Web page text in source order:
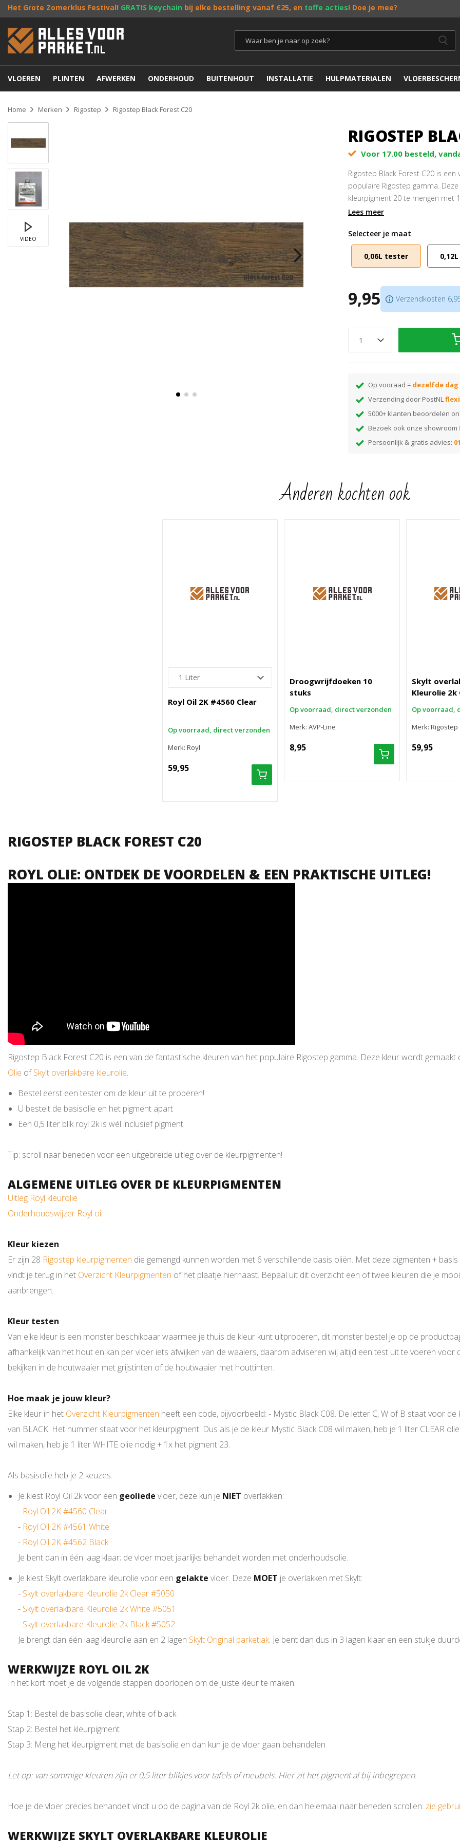
Het Grote Zomerklus Festival! GRATIS keychain bij elke bestelling vanaf €25, en toffe acties! Doe je mee?
VLOEREN PLINTEN AFWERKEN ONDERHOUD BUITENHOUT INSTALLATIE HULPMATERIALEN
Home Merken Rigostep Rigostep Black Forest C20
VIDEO
RIGOSTEP
Voor 17.00 besteld,
Rigostep Black Forest C20 is
populaire Rigostep gamma.
kleurpigment 20 te mengen met
overlakbare kleurolie
1 zakje pigment is geschikt
U bestelt deRoyl 2K Olie of
Tip: lees hier alles over de
Lees meer
Selecteer je maat
0,06L tester
9,95 Verzendkosten
Op vooraad = dezelfde
Verzending door PostNL
5000+ klanten beoordelen
Bezoek ook onze showroom
Persoonlijk & gratis advies:
Anderen kochten ook
Royl Oil 2K #4560 Clear
Op voorraad, direct verzonden
Merk: Royl
59,95
Droogwrijfdoeken 10
stuks
Op voorraad, direct verzonden
Merk: AVP-Line
8,95
Skylt
Kleurolie 2k
Op voorraad,
Merk: Rigostep
59,95
RIGOSTEP BLACK FOREST C20
ROYL OLIE: ONTDEK DE VOORDELEN & EEN PRAKTISCHE UITLEG!
Rigostep Black Forest C20 is een van de fantastische kleuren van het populaire Rigostep gamma. Deze kleur wordt
Olie ofSkylt overlakbare kleurolie.
Bestel eerst een tester om de kleur uit te proberen!
U bestelt de basisolie en het pigment apart
Een 0,5 liter blik royl 2k is wél inclusief pigment
Tip: scroll naar beneden voor een uitgebreide uitleg over de kleurpigmenten!
ALGEMENE UITLEG OVER DE KLEURPIGMENTEN
Uitleg Royl kleurolie
Onderhoudswijzer Royl oil
Kleur kiezen
Er zijn 28 Rigostep kleurpigmenten die gemengd kunnen worden met 6 verschillende basis oliën. Met deze pigmenten +
vindt je terug in het Overzicht Kleurpigmenten of het plaatje hiernaast. Bepaal uit dit overzicht een of twee kleuren die je
aanbrengen.
Kleur testen
Van elke kleur is een monster beschikbaar waarmee je thuis de kleur kunt uitproberen, dit monster bestel je op de
afhankelijk van het hout en kan per vloer iets afwijken van de waaiers, daarom adviseren wij altijd een test uit te voeren
bekijken in de houtwaaier met grijstinten of de houtwaaier met houttinten.
Hoe maak je jouw kleur?
Elke kleur in het Overzicht Kleurpigmenten heeft een code, bijvoorbeeld: - Mystic Black C08. De letter C, W of B staat voor de
van BLACK. Het nummer staat voor het kleurpigment. Dus als je de kleur Mystic Black C08 wil maken, heb je 1 liter CLEAR
wil maken, heb je 1 liter WHITE olie nodig + 1x het pigment 23.
Als basisolie heb je 2 keuzes:
Je kiest Royl Oil 2k voor een geoliede vloer, deze kun je NIET overlakken:
- Royl Oil 2K #4560 Clear
- Royl Oil 2K #4561 White
- Royl Oil 2K #4562 Black
Je bent dan in één laag klaar; de vloer moet jaarlijks behandelt worden met onderhoudsolie.
Je kiest Skylt overlakbare kleurolie voor een gelakte vloer. Deze MOET je overlakken met Skylt:
- Skylt overlakbare Kleurolie 2k Clear #5050
- Skylt overlakbare Kleurolie 2k White #5051
- Skylt overlakbare Kleurolie 2k Black #5052
Je brengt dan één laag kleurolie aan en 2 lagen Skylt Original parketlak. Je bent dan dus in 3 lagen klaar en een stukje
WERKWIJZE ROYL OIL 2K
In het kort moet je de volgende stappen doorlopen om de juiste kleur te maken:
Stap 1: Bestel de basisolie clear, white of black
Stap 2: Bestel het kleurpigment
Stap 3: Meng het kleurpigment met de basisolie en dan kun je de vloer gaan behandelen
Let op: van sommige kleuren zijn er 0,5 liter blikjes voor tafels of meubels. Hier zit het pigment al bij inbegrepen.
Hoe je de vloer precies behandelt vindt u op de pagina van de Royl 2k olie, en dan helemaal naar beneden scrollen: zie
WERKWIJZE SKYLT OVERLAKBARE KLEUROLIE